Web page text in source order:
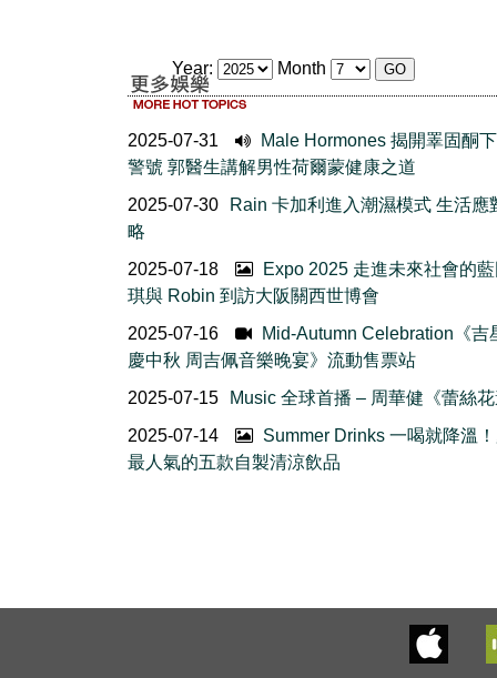
Year: Month
2025-07-31
Male Hormones 揭開睪固酮
警號 郭醫生講解男性荷爾蒙健康之道
2025-07-30
Rain 卡加利進入潮濕模式 生活應
略
2025-07-18
Expo 2025 走進未來社會的
琪與 Robin 到訪大阪關西世博會
2025-07-16
Mid-Autumn Celebration《吉
慶中秋 周吉佩音樂晚宴》流動售票站
2025-07-15
Music 全球首播 – 周華健《蕾絲
2025-07-14
Summer Drinks 一喝就降溫
最人氣的五款自製清涼飲品